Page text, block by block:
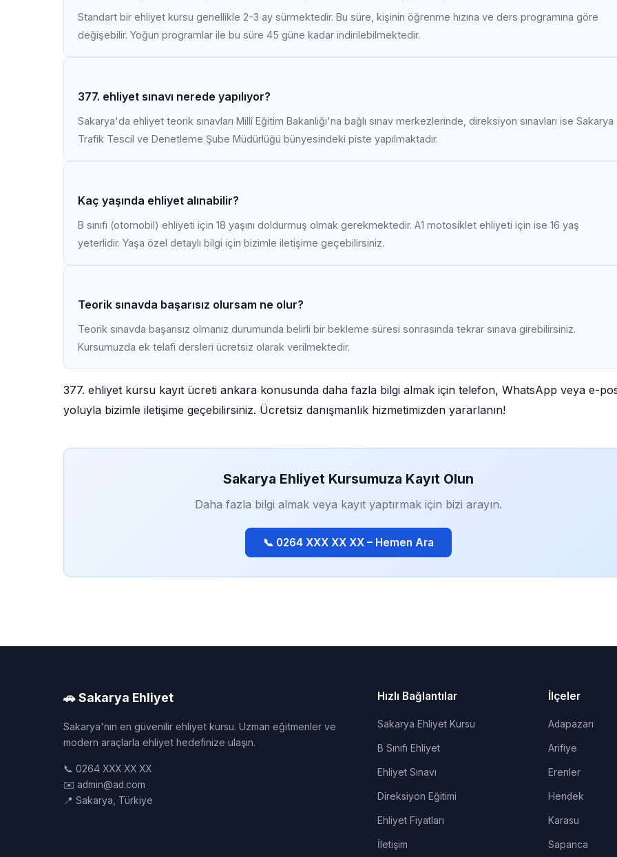
Standart bir ehliyet kursu genellikle 2-3 ay sürmektedir. Bu süre, kişinin öğrenme hızına ve ders programına göre
değişebilir. Yoğun programlar ile bu süre 45 güne kadar indirilebilmektedir.
377. ehliyet sınavı nerede yapılıyor?
Sakarya'da ehliyet teorik sınavları Millî Eğitim Bakanlığı'na bağlı sınav merkezlerinde, direksiyon sınavları ise Sakarya
Trafik Tescil ve Denetleme Şube Müdürlüğü bünyesindeki piste yapılmaktadır.
Kaç yaşında ehliyet alınabilir?
B sınıfı (otomobil) ehliyeti için 18 yaşını doldurmuş olmak gerekmektedir. A1 motosiklet ehliyeti için ise 16 yaş
yeterlidir. Yaşa özel detaylı bilgi için bizimle iletişime geçebilirsiniz.
Teorik sınavda başarısız olursam ne olur?
Teorik sınavda başarısız olmanız durumunda belirli bir bekleme süresi sonrasında tekrar sınava girebilirsiniz.
Kursumuzda ek telafi dersleri ücretsiz olarak verilmektedir.
377. ehliyet kursu kayıt ücreti ankara konusunda daha fazla bilgi almak için telefon, WhatsApp veya e-
yoluyla bizimle iletişime geçebilirsiniz. Ücretsiz danışmanlık hizmetimizden yararlanın!
Sakarya Ehliyet Kursumuza Kayıt Olun
Daha fazla bilgi almak veya kayıt yaptırmak için bizi arayın.
📞 0264 XXX XX XX – Hemen Ara
🚗 Sakarya Ehliyet
Sakarya'nın en güvenilir ehliyet kursu. Uzman eğitmenler ve
modern araçlarla ehliyet hedefinize ulaşın.
📞 0264 XXX XX XX
✉️ admin@ad.com
📍 Sakarya, Türkiye
Hızlı Bağlantılar
Sakarya Ehliyet Kursu
B Sınıfı Ehliyet
Ehliyet Sınavı
Direksiyon Eğitimi
Ehliyet Fiyatları
İletişim
İlçeler
Adapazarı
Arifiye
Erenler
Hendek
Karasu
Sapanca